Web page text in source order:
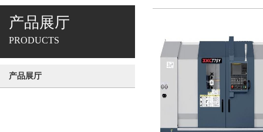
产品展厅
PRODUCTS
产品展厅